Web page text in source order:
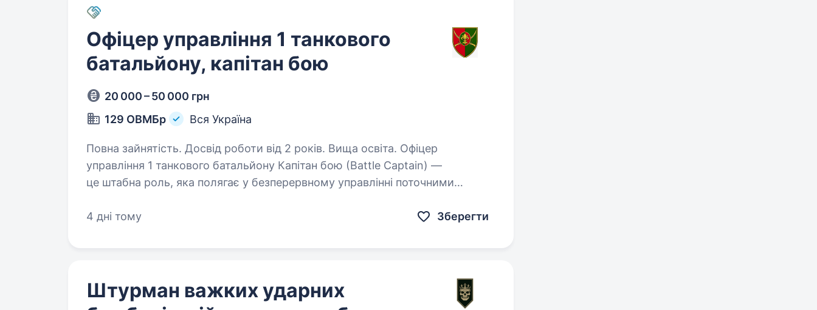
Офіцер управління 1 танкового
батальйону, капітан бою
20 000 – 50 000 грн
129 ОВМБр
Вся Україна
Повна зайнятість. Досвід роботи від 2 років. Вища освіта. Офіцер
управління 1 танкового батальйону Капітан бою (Battle Captain) —
це штабна роль, яка полягає у безперервному управлінні поточними
який…
4 дні тому Зберегти
Штурман важких ударних